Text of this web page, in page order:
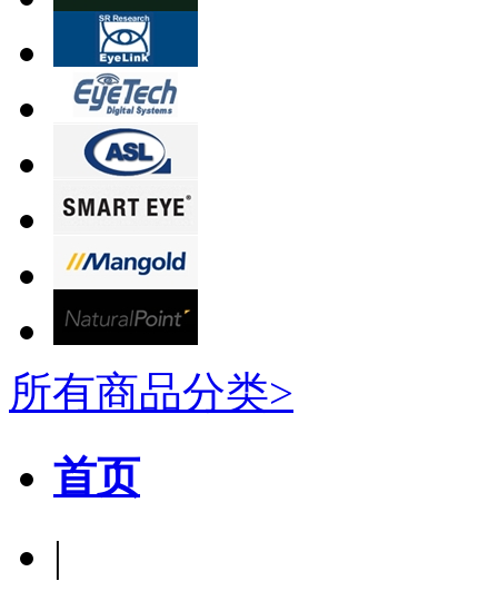
所有商品分类>
首页
|